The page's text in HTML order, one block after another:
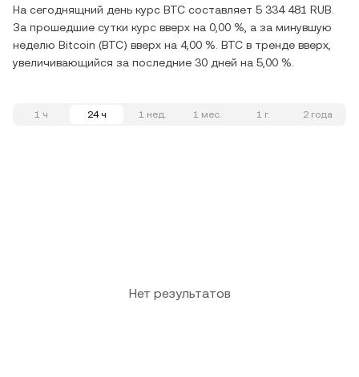
На сегоднящний день курс BTC составляет 5 334 481 RUB.
За прошедшие сутки курс вверх на 0,00 %, а за минувшую
неделю Bitcoin (BTC) вверх на 4,00 %. BTC в тренде вверх,
увеличивающийся за последние 30 дней на 5,00 %.
1 ч 24 ч 1 нед. 1 мес. 1 г. 2 года
Нет результатов